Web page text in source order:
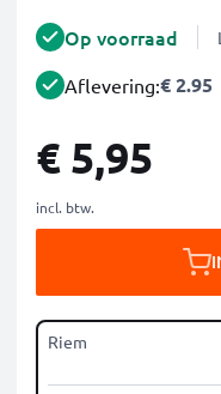
Op voorraad
Aflevering:€ 2.95
€ 5,95
incl. btw.
Riem